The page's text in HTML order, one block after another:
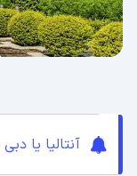
آنتالیا یا دبی